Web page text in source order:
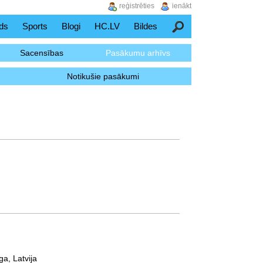
Sports Blogi HC.LV Bildes Meklēšana
Sacensības Pasākumu arhīvs
Notikušie pasākumi
Latvija
ienākt
reģistrēties